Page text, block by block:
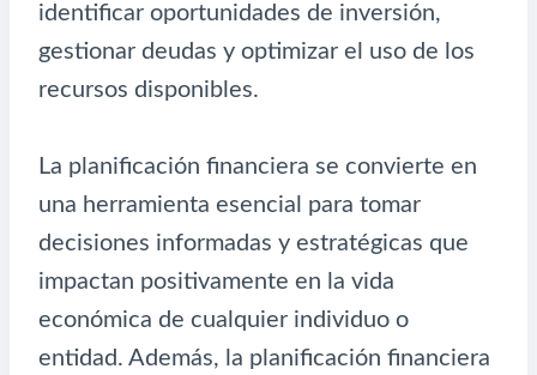
identificar oportunidades de inversión,
gestionar deudas y optimizar el uso de los
recursos disponibles.
La planificación financiera se convierte en
una herramienta esencial para tomar
decisiones informadas y estratégicas que
impactan positivamente en la vida
económica de cualquier individuo o
entidad. Además, la planificación financiera